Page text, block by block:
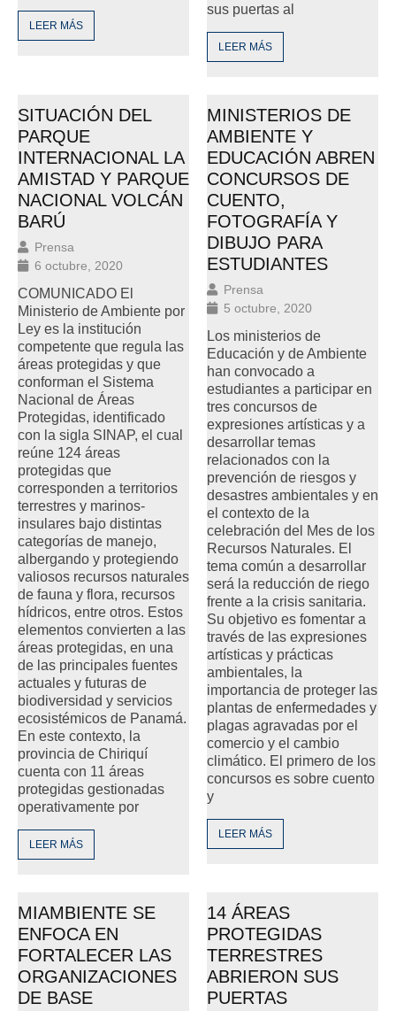
LEER MÁS
sus puertas al
LEER MÁS
SITUACIÓN DEL
PARQUE
INTERNACIONAL LA
AMISTAD Y PARQUE
NACIONAL VOLCÁN
BARÚ
Prensa
6 octubre, 2020
COMUNICADO El
Ministerio de Ambiente por
Ley es la institución
competente que regula las
áreas protegidas y que
conforman el Sistema
Nacional de Áreas
Protegidas, identificado
con la sigla SINAP, el cual
reúne 124 áreas
protegidas que
corresponden a territorios
terrestres y marinos-
insulares bajo distintas
categorías de manejo,
albergando y protegiendo
valiosos recursos naturales
de fauna y flora, recursos
hídricos, entre otros. Estos
elementos convierten a las
áreas protegidas, en una
de las principales fuentes
actuales y futuras de
biodiversidad y servicios
ecosistémicos de Panamá.
En este contexto, la
provincia de Chiriquí
cuenta con 11 áreas
protegidas gestionadas
operativamente por
LEER MÁS
MINISTERIOS DE
AMBIENTE Y
EDUCACIÓN ABREN
CONCURSOS DE
CUENTO,
FOTOGRAFÍA Y
DIBUJO PARA
ESTUDIANTES
Prensa
5 octubre, 2020
Los ministerios de
Educación y de Ambiente
han convocado a
estudiantes a participar en
tres concursos de
expresiones artísticas y a
desarrollar temas
relacionados con la
prevención de riesgos y
desastres ambientales y en
el contexto de la
celebración del Mes de los
Recursos Naturales. El
tema común a desarrollar
será la reducción de riego
frente a la crisis sanitaria.
Su objetivo es fomentar a
través de las expresiones
artísticas y prácticas
ambientales, la
importancia de proteger las
plantas de enfermedades y
plagas agravadas por el
comercio y el cambio
climático. El primero de los
concursos es sobre cuento
y
LEER MÁS
MIAMBIENTE SE
ENFOCA EN
FORTALECER LAS
ORGANIZACIONES
DE BASE
14 ÁREAS
PROTEGIDAS
TERRESTRES
ABRIERON SUS
PUERTAS